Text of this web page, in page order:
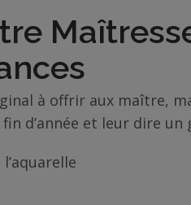
Maîtresse
à offrir aux maître,
d’année et leur dire un